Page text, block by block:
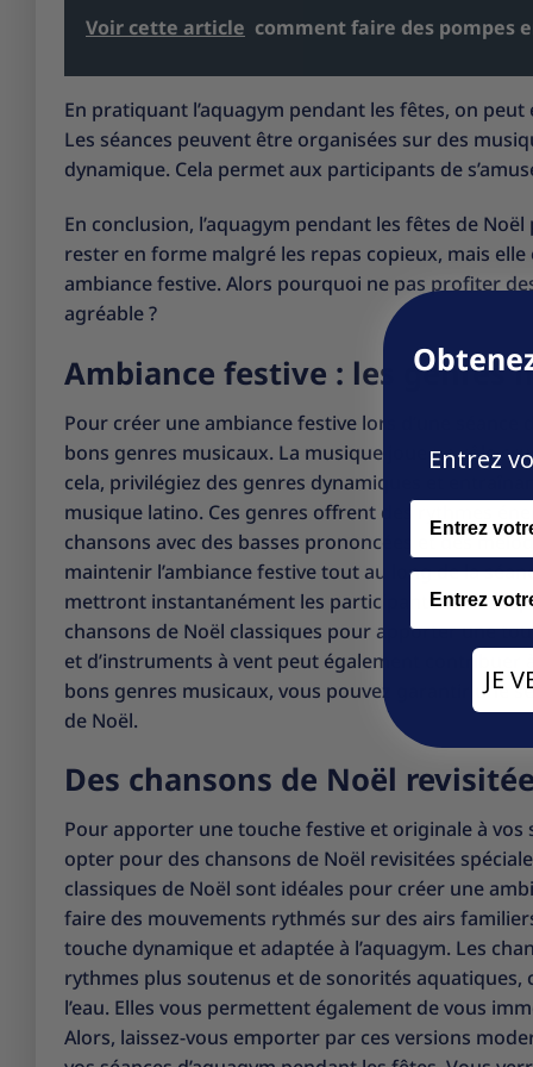
Voir cette article comment faire des pompes
En pratiquant l’aquagym pendant les fêtes, on
Les séances peuvent être organisées sur des
dynamique. Cela permet aux participants de
En conclusion, l’aquagym pendant les fêtes de
rester en forme malgré les repas copieux, mais
ambiance festive. Alors pourquoi ne pas profiter
agréable ?
Ambiance festive : les genres
Pour créer une ambiance festive lors d’une séance
bons genres musicaux. La musique joue un rôle
cela, privilégiez des genres dynamiques et
musique latino. Ces genres offrent des rythmes
chansons avec des basses prononcées et des
maintenir l’ambiance festive tout au long de la
mettront instantanément les participants dans
chansons de Noël classiques pour apporter une
et d’instruments à vent peut également contribuer
bons genres musicaux, vous pouvez garantir une
de Noël.
Des chansons de Noël
Pour apporter une touche festive et originale à vos
opter pour des chansons de Noël revisitées
classiques de Noël sont idéales pour créer une
faire des mouvements rythmés sur des airs
touche dynamique et adaptée à l’aquagym. Les
rythmes plus soutenus et de sonorités
l’eau. Elles vous permettent également de vous
Alors, laissez-vous emporter par ces versions
Entrez
Name
Email
JE